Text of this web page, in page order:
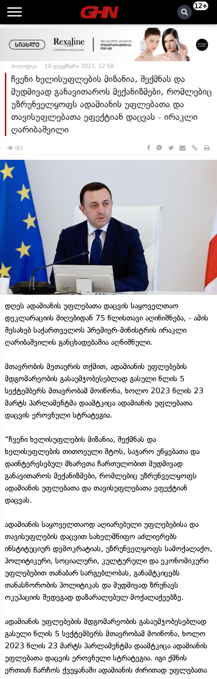
12+
პოლიტიკა 10 დეკემბერი 2023, 12:58
ჩვენი ხელისუფლების მიზანია, შექმნას და
მუდმივად განავითაროს მექანიზმები, რომლებიც
უზრუნველყოფს ადამიანის უფლებათა და
თავისუფლებათა ეფექტიან დაცვას - ირაკლი
ღარიბაშვილი
901
დღეს ადამიანის უფლებათა დაცვის საყოველთაო
დეკლარაციის მიღებიდან 75 წლისთავი აღინიშნება, - ამის
შესახებ საქართველოს პრემიერ-მინისტრის ირაკლი
ღარიბაშვილის განცხადებაშია აღნიშნული.
მთავრობის მეთაურის თქმით, ადამიანის უფლებების
მდგომარეობის გასაუმჯობესებლად გასული წლის 5
სექტემბერს მთავრობამ მოიწონა, ხოლო 2023 წლის 23
მარტს პარლამენტმა დაამტკიცა ადამიანის უფლებათა
დაცვის ეროვნული სტრატეგია.
“ჩვენი ხელისუფლების მიზანია, შექმნას და
ხელისუფლების თითოეული შტოს, საჯარო უწყებათა და
დაინტერესებულ მხარეთა ჩართულობით მუდმივად
განავითაროს მექანიზმები, რომლებიც უზრუნველყოფს
ადამიანის უფლებათა და თავისუფლებათა ეფექტიან
დაცვას.
ადამიანის საყოველთაოდ აღიარებული უფლებებისა და
თავისუფლების დაცვით სახელმწიფო აძლიერებს
ინსტიტუციურ დემოკრატიას, უზრუნველყოფს სამოქალაქო,
პოლიტიკური, სოციალური, კულტურული და ეკონომიკური
უფლებებით თანაბარ სარგებლობას, განამტკიცებს
თანასწორობის პოლიტიკას და მუდმივად ზრუნავს
ოკუპაციის შედეგად დაზარალებულ მოქალაქეებზე.
ადამიანის უფლებების მდგომარეობის გასაუმჯობესებლად
გასული წლის 5 სექტემბერს მთავრობამ მოიწონა, ხოლო
2023 წლის 23 მარტს პარლამენტმა დაამტკიცა ადამიანის
უფლებათა დაცვის ეროვნული სტრატეგია. იგი ქმნის
ერთიან ჩარჩოს ქვეყანაში ადამიანის ძირითად უფლებათა